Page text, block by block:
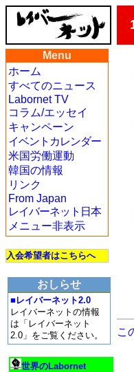
Menu
ホーム
すべてのニュース
Labornet TV
コラム/エッセイ
キャンペーン
イベントカレンダー
米国労働運動
韓国の情報
リンク
From Japan
レイバーネット日本
メニュー非表示
入会希望者はこちらへ
おしらせ
■レイバーネット2.0
レイバーネットの情報
は「レイバーネット
2.0」をご覧ください。
世界のLabornet
こ